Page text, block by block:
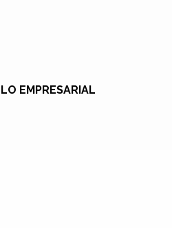
EMPRESARIAL